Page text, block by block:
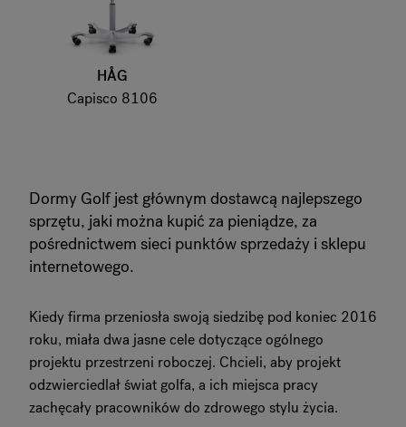
HÅG
Capisco 8106
Dormy Golf jest głównym dostawcą najlepszego
sprzętu, jaki można kupić za pieniądze, za
pośrednictwem sieci punktów sprzedaży i sklepu
internetowego.
Kiedy firma przeniosła swoją siedzibę pod koniec 2016
roku, miała dwa jasne cele dotyczące ogólnego
projektu przestrzeni roboczej. Chcieli, aby projekt
odzwierciedlał świat golfa, a ich miejsca pracy
zachęcały pracowników do zdrowego stylu życia.